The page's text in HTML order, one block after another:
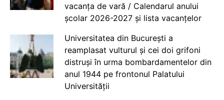
vacanța de vară / Calendarul anului
școlar 2026-2027 și lista vacanțelor
Universitatea din București a
reamplasat vulturul și cei doi grifoni
distruși în urma bombardamentelor din
anul 1944 pe frontonul Palatului
Universității